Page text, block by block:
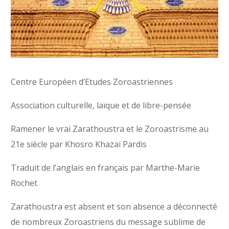
Centre Européen d’Etudes Zoroastriennes
Association culturelle, laïque et de libre-pensée
Ramener le vrai Zarathoustra et le Zoroastrisme au
21e siècle par Khosro Khazai Pardis
Traduit de l’anglais en français par Marthe-Marie
Rochet
Zarathoustra est absent et son absence a déconnecté
de nombreux Zoroastriens du message sublime de